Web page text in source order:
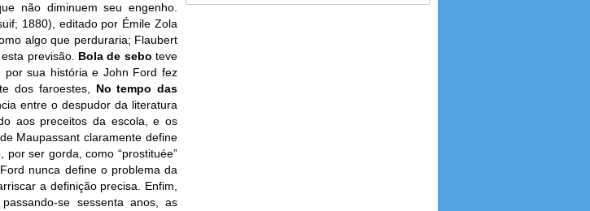
não diminuem seu engenho.
1880), editado por Émile Zola
algo que perduraria; Flaubert
previsão. Bola de seboteve
por sua história e John Ford fez
dos faroestes, No tempo das
entre o despudor da literatura
aos preceitos da escola, e os
Maupassant claramente define
ser gorda, como “prostituée”
nunca define o problema da
a definição precisa. Enfim,
se sessenta anos, as